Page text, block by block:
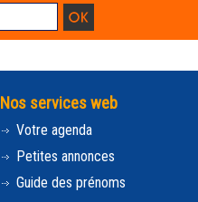
Nos services web
Votre agenda
Petites annonces
Guide des prénoms